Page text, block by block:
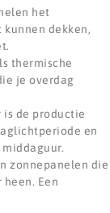
het
dekken,
thermische
je overdag
is de productie
en
zonnepanelen die
Een